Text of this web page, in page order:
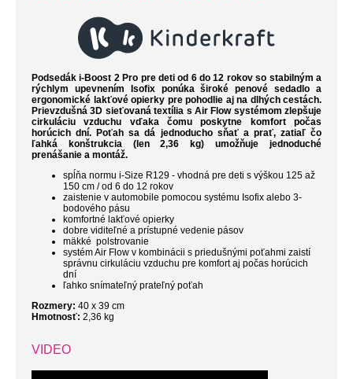
Podsedák i-Boost 2 Pro pre deti od 6 do 12 rokov so stabilným a
rýchlym upevnením Isofix ponúka široké penové sedadlo a
ergonomické lakťové opierky pre pohodlie aj na dlhých cestách.
Prievzdušná 3D sieťovaná textília s Air Flow systémom zlepšuje
cirkuláciu vzduchu vďaka čomu poskytne komfort počas
horúcich dní. Poťah sa dá jednoducho sňať a prať, zatiaľ čo
ľahká konštrukcia (len 2,36 kg) umožňuje jednoduché
prenášanie a montáž.
spĺňa normu i-Size R129 - vhodná pre deti s výškou 125 až
150 cm / od 6 do 12 rokov
zaistenie v automobile pomocou systému Isofix alebo 3-
bodového pásu
komfortné lakťové opierky
dobre viditeľné a prístupné vedenie pásov
mäkké polstrovanie
systém Air Flow v kombinácii s priedušnými poťahmi zaistí
správnu cirkuláciu vzduchu pre komfort aj počas horúcich
dní
ľahko snímateľný prateľný poťah
Rozmery: 40 x 39 cm
Hmotnosť: 2,36 kg
VIDEO